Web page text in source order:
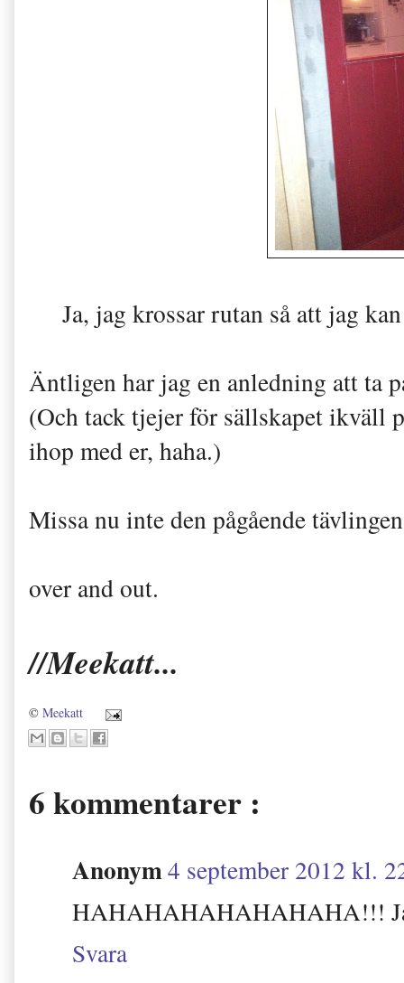
Ja, jag krossar rutan så att jag
Äntligen har jag en anledning att ta
(Och tack tjejer för sällskapet
ihop med er, haha.)
Missa nu inte den pågående
over and out.
//Meekatt...
© Meekatt
6 kommentarer :
Anonym4 september 2012 kl.
HAHAHAHAHAHAHAHA!!!
Svara